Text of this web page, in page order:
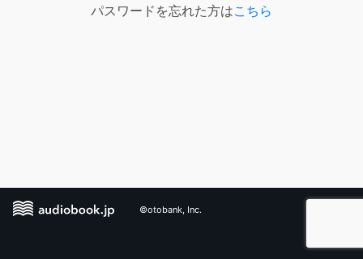
パスワードを忘れた方はこちら
©otobank, Inc.